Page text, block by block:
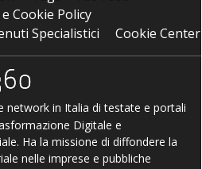
Cookie Policy
Specialistici
Cookie Center
network in Italia di testate e portali
Digitale e
Ha la missione di diffondere la
nelle imprese e pubbliche